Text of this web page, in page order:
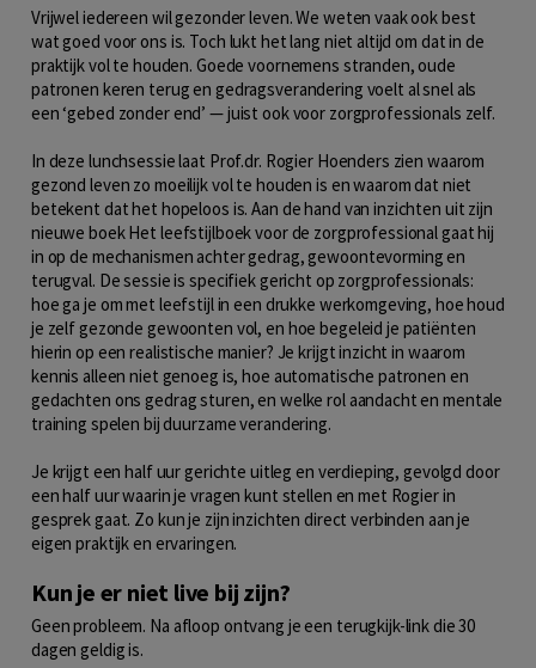
Vrijwel iedereen wil gezonder leven. We weten vaak ook best
wat goed voor ons is. Toch lukt het lang niet altijd om dat in de
praktijk vol te houden. Goede voornemens stranden, oude
patronen keren terug en gedragsverandering voelt al snel als
een ‘gebed zonder end’ — juist ook voor zorgprofessionals zelf.
In deze lunchsessie laat Prof.dr. Rogier Hoenders zien waarom
gezond leven zo moeilijk vol te houden is en waarom dat niet
betekent dat het hopeloos is. Aan de hand van inzichten uit zijn
nieuwe boek Het leefstijlboek voor de zorgprofessional gaat hij
in op de mechanismen achter gedrag, gewoontevorming en
terugval. De sessie is specifiek gericht op zorgprofessionals:
hoe ga je om met leefstijl in een drukke werkomgeving, hoe houd
je zelf gezonde gewoonten vol, en hoe begeleid je patiënten
hierin op een realistische manier? Je krijgt inzicht in waarom
kennis alleen niet genoeg is, hoe automatische patronen en
gedachten ons gedrag sturen, en welke rol aandacht en mentale
training spelen bij duurzame verandering.
Je krijgt een half uur gerichte uitleg en verdieping, gevolgd door
een half uur waarin je vragen kunt stellen en met Rogier in
gesprek gaat. Zo kun je zijn inzichten direct verbinden aan je
eigen praktijk en ervaringen.
Kun je er niet live bij zijn?
Geen probleem. Na afloop ontvang je een terugkijk-link die 30
dagen geldig is.